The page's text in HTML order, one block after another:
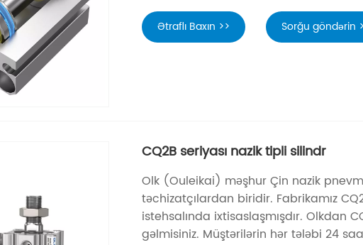
Ətraflı Baxın >> Sorğu göndərin
CQ2B seriyası nazik tipli silindr
Olk (Ouleikai) məşhur Çin nazik
təchizatçılardan biridir. Fabrikamız
istehsalında ixtisaslaşmışdır. Olkdan
gəlmisiniz. Müştərilərin hər tələbi 24